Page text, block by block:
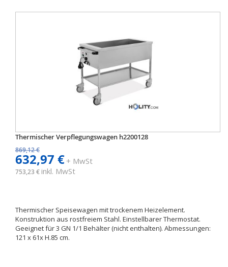
Thermischer Verpflegungswagen h2200128
869,12 €
632,97 €+ MwSt
753,23 € inkl. MwSt
Thermischer Speisewagen mit trockenem Heizelement.
Konstruktion aus rostfreiem Stahl. Einstellbarer Thermostat.
Geeignet für 3 GN 1/1 Behälter (nicht enthalten). Abmessungen:
121 x 61x H.85 cm.